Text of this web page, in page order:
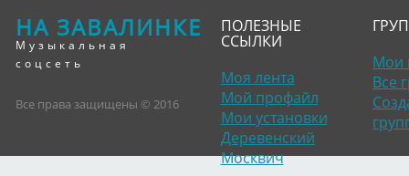
НА ЗАВАЛИНКЕ
Музыкальная
соцсеть
Все права защищены © 2016
ПОЛЕЗНЫЕ
ССЫЛКИ
Моя лента
Мой профайл
Мои установки
Деревенский
Москвич
Мои
Все